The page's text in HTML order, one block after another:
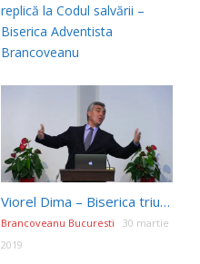
replică la Codul salvării –
Biserica Adventista
Brancoveanu
Viorel Dima – Biserica triumfătoare
Brancoveanu Bucuresti
30 martie
2019